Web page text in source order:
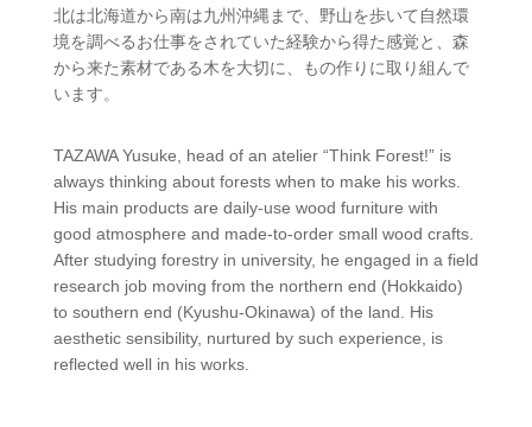
北は北海道から南は九州沖縄まで、野山を歩いて自然環
境を調べるお仕事をされていた経験から得た感覚と、森
から来た素材である木を大切に、もの作りに取り組んで
います。
TAZAWA Yusuke, head of an atelier “Think Forest!” is
always thinking about forests when to make his works.
His main products are daily-use wood furniture with
good atmosphere and made-to-order small wood crafts.
After studying forestry in university, he engaged in a field
research job moving from the northern end (Hokkaido)
to southern end (Kyushu-Okinawa) of the land. His
aesthetic sensibility, nurtured by such experience, is
reflected well in his works.